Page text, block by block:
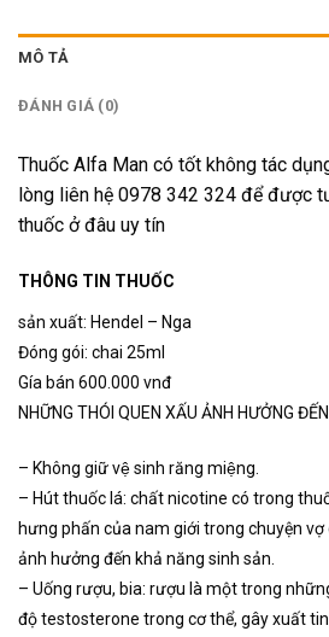
MÔ TẢ
ĐÁNH GIÁ (0)
Thuốc Alfa Man có tốt không tác
lòng liên hệ 0978 342 324 để được
thuốc ở đâu uy tín
THÔNG TIN THUỐC
sản xuất: Hendel – Nga
Đóng gói: chai 25ml
Gía bán 600.000 vnđ
NHỮNG THÓI QUEN XẤU ẢNH HƯỞNG
– Không giữ vệ sinh răng miệng.
– Hút thuốc lá: chất nicotine có trong
hưng phấn của nam giới trong chuyện vợ
ảnh hưởng đến khả năng sinh sản.
– Uống rượu, bia: rượu là một trong
độ testosterone trong cơ thể, gây xuất